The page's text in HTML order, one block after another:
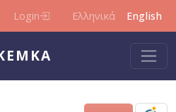
Login Ελληνικά English